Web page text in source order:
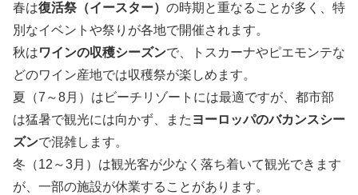
春は復活祭（イースター） の時期と重なることが多く、特
別なイベントや祭りが各地で開催されます。
秋はワインの収穫シーズンで、トスカーナやピエモンテな
どのワイン産地では収穫祭が楽しめます。
夏（7～8月）はビーチリゾートには最適ですが、都市部
は猛暑で観光には向かず、また ヨーロッパのバカンスシー
ズンで混雑します。
冬（12～3月）は観光客が少なく落ち着いて観光できます
が、一部の施設が休業することがあります。